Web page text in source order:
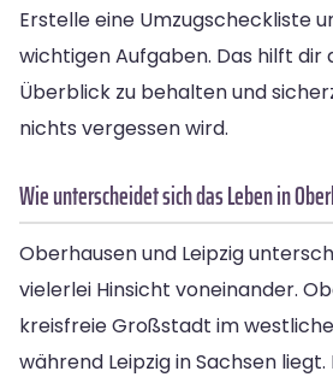
Erstelle eine Umzugscheckliste
wichtigen Aufgaben. Das hilft dir
Überblick zu behalten und
nichts vergessen wird.
Wie unterscheidet sich das Leben in
Oberhausen und Leipzig
vielerlei Hinsicht voneinander.
kreisfreie Großstadt im
während Leipzig in Sachsen